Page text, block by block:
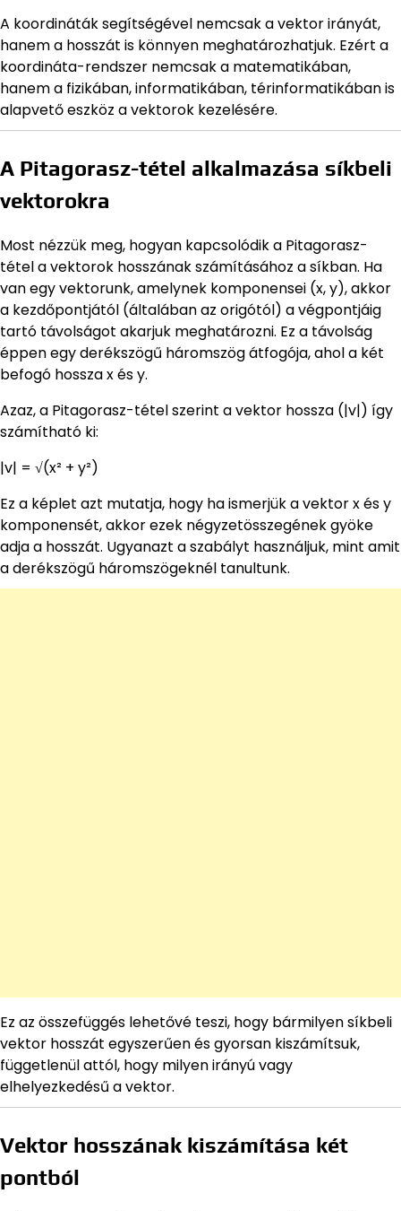
A koordináták segítségével nemcsak a vektor irányát,
hanem a hosszát is könnyen meghatározhatjuk. Ezért a
koordináta-rendszer nemcsak a matematikában,
hanem a fizikában, informatikában, térinformatikában is
alapvető eszköz a vektorok kezelésére.
A Pitagorasz-tétel alkalmazása síkbeli
vektorokra
Most nézzük meg, hogyan kapcsolódik a Pitagorasz-
tétel a vektorok hosszának számításához a síkban. Ha
van egy vektorunk, amelynek komponensei (x, y), akkor
a kezdőpontjától (általában az origótól) a végpontjáig
tartó távolságot akarjuk meghatározni. Ez a távolság
éppen egy derékszögű háromszög átfogója, ahol a két
befogó hossza x és y.
Azaz, a Pitagorasz-tétel szerint a vektor hossza (|v|) így
számítható ki:
|v| = √(x² + y²)
Ez a képlet azt mutatja, hogy ha ismerjük a vektor x és y
komponensét, akkor ezek négyzetösszegének gyöke
adja a hosszát. Ugyanazt a szabályt használjuk, mint amit
a derékszögű háromszögeknél tanultunk.
Ez az összefüggés lehetővé teszi, hogy bármilyen síkbeli
vektor hosszát egyszerűen és gyorsan kiszámítsuk,
függetlenül attól, hogy milyen irányú vagy
elhelyezkedésű a vektor.
Vektor hosszának kiszámítása két
pontból